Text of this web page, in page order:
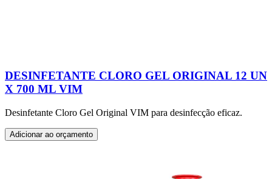
DESINFETANTE CLORO GEL ORIGINAL 12 UN
X 700 ML VIM
Desinfetante Cloro Gel Original VIM para desinfecção eficaz.
Adicionar ao orçamento